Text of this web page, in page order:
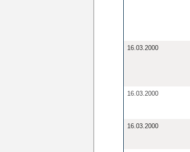
16.03.2000
16.03.2000
16.03.2000